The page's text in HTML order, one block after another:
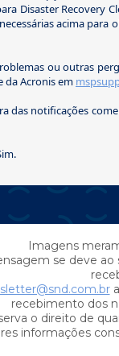
Disaster Recovery
acima
ou outras
da Acronis em
das notificações
Imagens
se deve ao
recebimento dos
o direito de
informações